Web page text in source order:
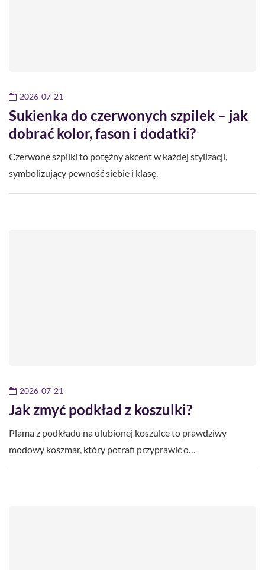
2026-07-21
Sukienka do czerwonych szpilek – jak
dobrać kolor, fason i dodatki?
Czerwone szpilki to potężny akcent w każdej stylizacji,
symbolizujący pewność siebie i klasę.
2026-07-21
Jak zmyć podkład z koszulki?
Plama z podkładu na ulubionej koszulce to prawdziwy
modowy koszmar, który potrafi przyprawić o…